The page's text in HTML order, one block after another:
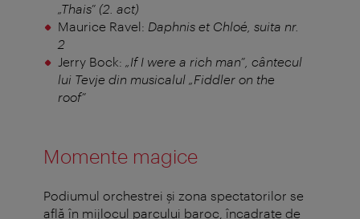
„Thais” (2. act)
Maurice Ravel: Daphnis et Chloé, suita nr.
2
Jerry Bock: „If I were a rich man”, cântecul
lui Tevje din musicalul „Fiddler on the
roof”
Momente magice
Podiumul orchestrei şi zona spectatorilor se
află în mijlocul parcului baroc, încadrate de